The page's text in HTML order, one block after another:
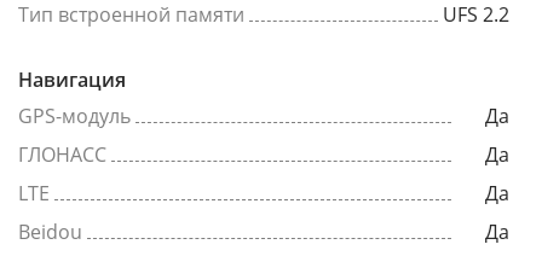
Тип встроенной памяти
UFS 2.2
Навигация
GPS-модуль
Да
ГЛОНАСС
Да
LTE
Да
Beidou
Да